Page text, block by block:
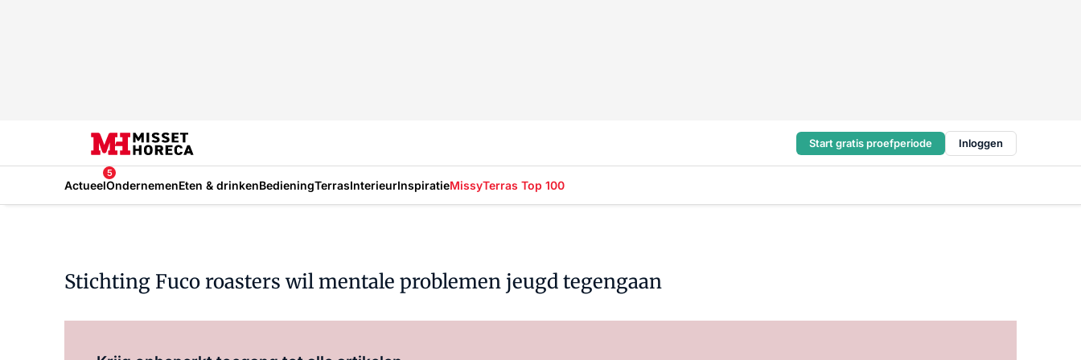
Start gratis proefperiode Inloggen
Actueel
5
OndernemenEten & drinkenBedieningTerrasInterieurInspiratieMissyTerras Top 100
Stichting Fuco roasters wil mentale problemen jeugd tegengaan